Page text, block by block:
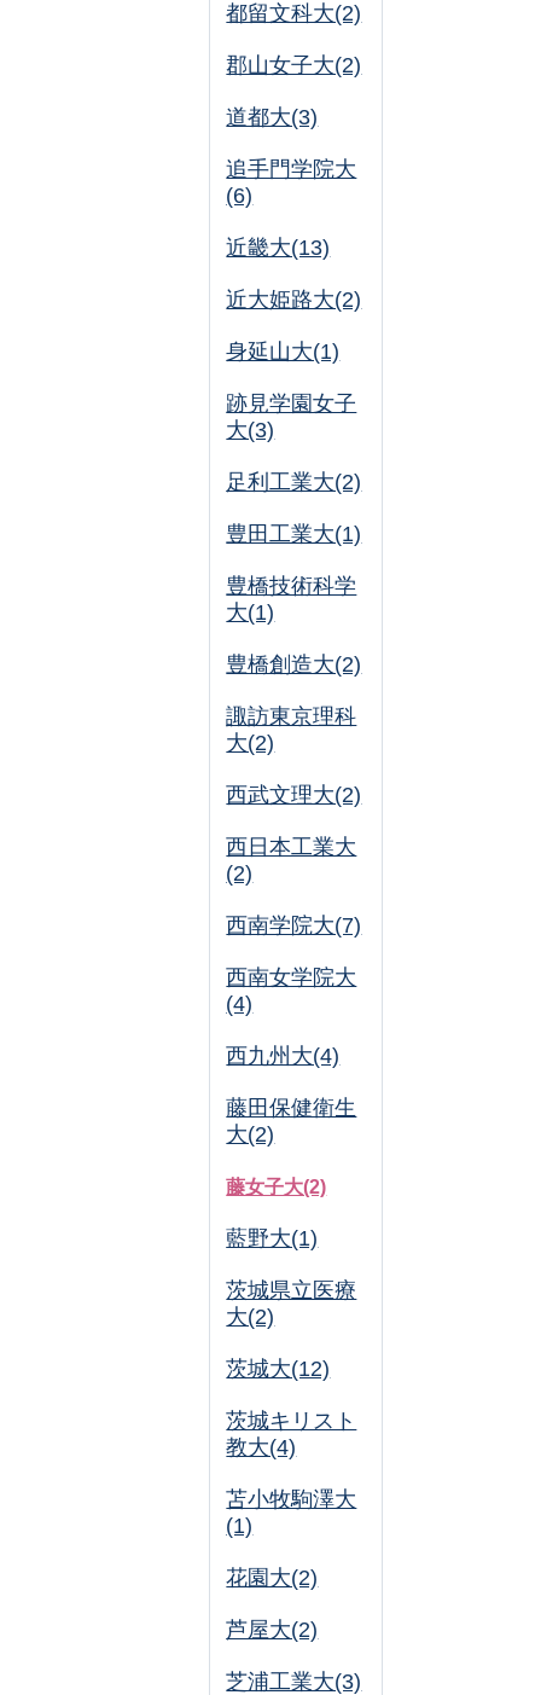
都留文科大(2)
郡山女子大(2)
道都大(3)
追手門学院大
(6)
近畿大(13)
近大姫路大(2)
身延山大(1)
跡見学園女子
大(3)
足利工業大(2)
豊田工業大(1)
豊橋技術科学
大(1)
豊橋創造大(2)
諏訪東京理科
大(2)
西武文理大(2)
西日本工業大
(2)
西南学院大(7)
西南女学院大
(4)
西九州大(4)
藤田保健衛生
大(2)
藤女子大(2)
藍野大(1)
茨城県立医療
大(2)
茨城大(12)
茨城キリスト
教大(4)
苫小牧駒澤大
(1)
花園大(2)
芦屋大(2)
芝浦工業大(3)